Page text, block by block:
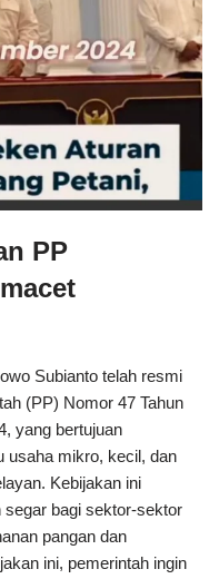
PP
Subianto telah resmi
(PP) Nomor 47 Tahun
yang bertujuan
usaha mikro, kecil, dan
Kebijakan ini
segar bagi sektor-sektor
pangan dan
ini, pemerintah ingin